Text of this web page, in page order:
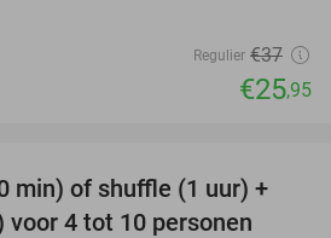
Regulier €37
€25,95
36%
min) of shuffle (1 uur) +
4 tot 10 personen